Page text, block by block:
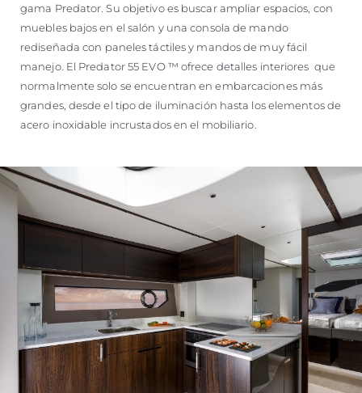
gama Predator. Su objetivo es buscar ampliar espacios, con
muebles bajos en el salón y una consola de mando
rediseñada con paneles táctiles y mandos de muy fácil
manejo. El Predator 55 EVO ™ ofrece detalles interiores que
normalmente solo se encuentran en embarcaciones más
grandes, desde el tipo de iluminación hasta los elementos de
acero inoxidable incrustados en el mobiliario.